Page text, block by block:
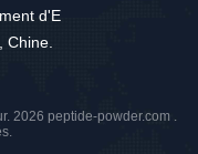
d'E
Chine.
2026 peptide-powder.com .